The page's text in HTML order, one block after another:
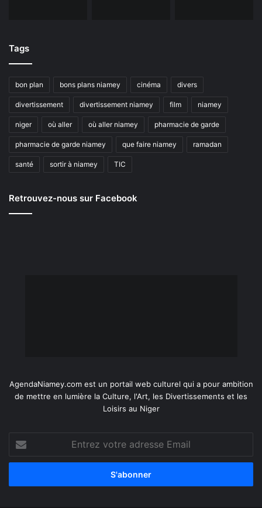
Tags
bon plan bons plans niamey cinéma divers
divertissement divertissement niamey film niamey
niger où aller où aller niamey pharmacie de garde
pharmacie de garde niamey que faire niamey ramadan
santé sortir à niamey TIC
Retrouvez-nous sur Facebook
AgendaNiamey.com est un portail web culturel qui a pour ambition
de mettre en lumière la Culture, l'Art, les Divertissements et les
Loisirs au Niger
votre
adresse